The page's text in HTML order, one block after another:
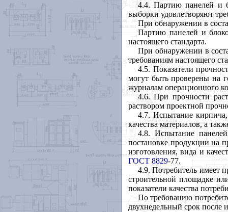
4.4. Партию панелей и
выборки удовлетворяют
При обнаружении в
Партию панелей и
настоящего стандарта.
При обнаружении в
требованиям настоящего
4.5. Показатели
могут быть проверены на
журналам операционного
4.6. При прочности
раствором проектной
4.7. Испытание кирпича,
качества материалов, а
4.8. Испытание
постановке продукции на
изготовления, вида и
ГОСТ 8829-77.
4.9. Потребитель имеет
строительной площадке
показатели качества
По требованию
двухнедельный срок после